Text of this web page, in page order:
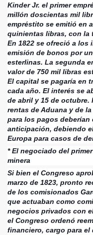
Kinder Jr. el primer
millón doscientas mil
empréstito se emitió en
quinientas libras, con la
En 1822 se ofreció a los
emisión de bonos por
esterlinas. La segunda
valor de 750 mil libras
El capital se pagaría en
cada año. El interés se
de abril y 15 de octubre.
rentas de Aduana y de
para los pagos
anticipación, debiendo
Europa para casos de
* El negociado del
minera
Si bien el Congreso
marzo de 1823, pronto
de los comisionados
que actuaban como
negocios privados con
el Congreso ordenó
financiero, cargo para